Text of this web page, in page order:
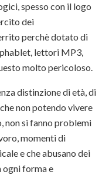
spesso con il logo
dei
perchè dotato di
lettori MP3,
molto pericoloso.
distinzione di età, di
non potendo vivere
non si fanno problemi
momenti di
e che abusano dei
ogni forma e